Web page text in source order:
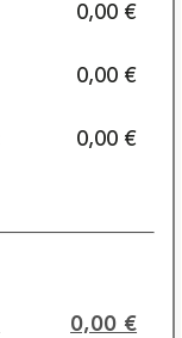
0,00 €
0,00 €
0,00 €
0,00 €